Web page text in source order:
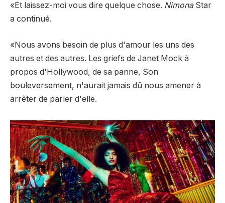
«Et laissez-moi vous dire quelque chose. Nimona Star
a continué.
«Nous avons besoin de plus d'amour les uns des
autres et des autres. Les griefs de Janet Mock à
propos d'Hollywood, de sa panne, Son
bouleversement, n'aurait jamais dû nous amener à
arrêter de parler d'elle.